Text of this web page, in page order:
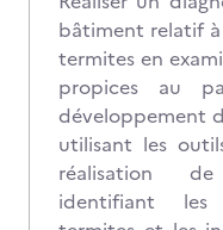
bâtiment relatif
termites en
propices au
développement
utilisant les
réalisation
identifiant